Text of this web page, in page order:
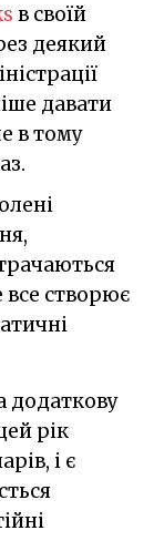
в своїй
деякий
давати
в тому
все створює
додаткову
рік
і є